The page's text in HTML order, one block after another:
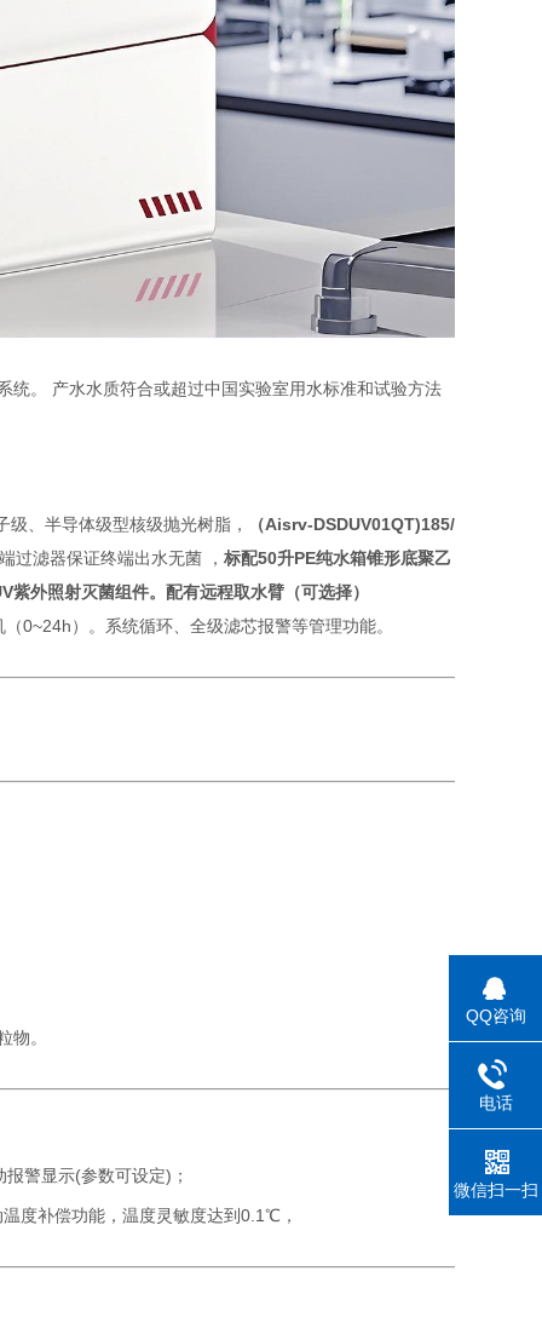
统。 产水水质符合或超过中国实验室用水标准和试验方法
、半导体级型核级抛光树脂， （Aisrv-DSDUV01QT)185/
过滤器保证终端出水无菌 ， 标配50升PE纯水箱锥形底聚乙
紫外照射灭菌组件。 配有远程取水臂（可选择）
0~24h）。系统循环、全级滤芯报警等管理功能。
物。
报警显示(参数可设定)；
度补偿功能，温度灵敏度达到0.1℃，
QQ咨询
电话
微信扫一扫